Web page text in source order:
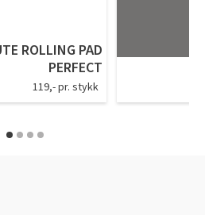
ROLLING PAD
PERFECT
119,- pr. stykk